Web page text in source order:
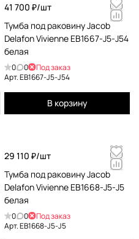
41 700 ₽/шт
Тумба под раковину Jacob
Delafon Vivienne EB1667-J5-J54
белая
0 0
Под заказ
Арт.EB1667-J5-J54
В корзину
29 110 ₽/шт
Тумба под раковину Jacob
Delafon Vivienne EB1668-J5-J5
белая
0 0
Под заказ
Арт.EB1668-J5-J5